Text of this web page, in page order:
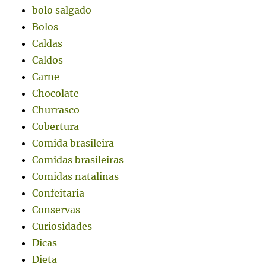
bolo salgado
Bolos
Caldas
Caldos
Carne
Chocolate
Churrasco
Cobertura
Comida brasileira
Comidas brasileiras
Comidas natalinas
Confeitaria
Conservas
Curiosidades
Dicas
Dieta